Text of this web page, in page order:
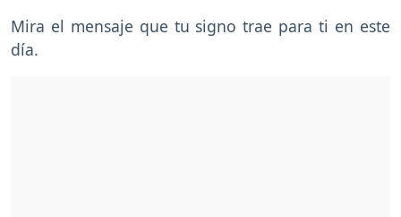
Mira el mensaje que tu signo trae para ti en este
día.